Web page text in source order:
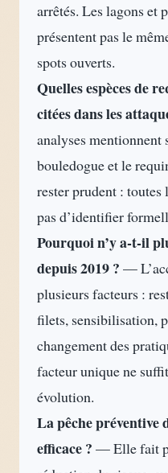
arrêtés. Les lagons et
présentent pas le
spots ouverts.
Quelles espèces de
citées dans les
analyses
bouledogue et le
rester prudent :
pas d’identifier
Pourquoi n’y a-t-il
depuis 2019 ? —
plusieurs facteurs :
filets, sensibilisation,
changement des
facteur unique ne
évolution.
La pêche préventive
efficace ? — Elle fait